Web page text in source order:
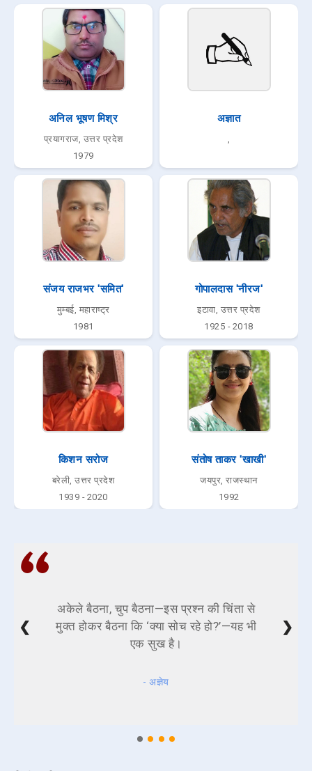
अनिल भूषण मिश्र
प्रयागराज, उत्तर प्रदेश
1979
अज्ञात
,
संजय राजभर 'समित'
मुम्बई, महाराष्ट्र
1981
गोपालदास 'नीरज'
इटावा, उत्तर प्रदेश
1925 - 2018
किशन सरोज
बरेली, उत्तर प्रदेश
1939 - 2020
संतोष ताकर 'खाखी'
जयपुर, राजस्थान
1992
अकेले बैठना, चुप बैठना—इस प्रश्न की चिंता से
मुक्त होकर बैठना कि ‘क्या सोच रहे हो?’—यह भी
एक सुख है।
- अज्ञेय
❮ ❯